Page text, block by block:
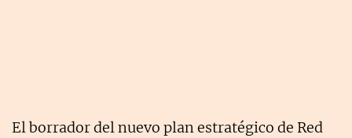
El borrador del nuevo plan estratégico de Red